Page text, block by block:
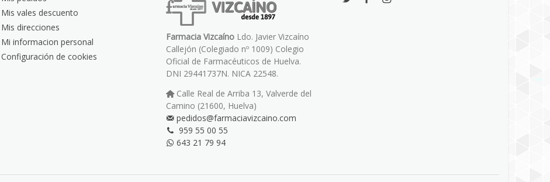
Mis vales descuento
Mis direcciones
Mi informacion personal
Configuración de cookies
Farmacia Vizcaíno Ldo. Javier Vizcaíno
Callejón (Colegiado nº 1009) Colegio
Oficial de Farmacéuticos de Huelva.
DNI 29441737N. NICA 22548.
Calle Real de Arriba 13, Valverde del
Camino (21600, Huelva)
pedidos@farmaciavizcaino.com
959 55 00 55
643 21 79 94